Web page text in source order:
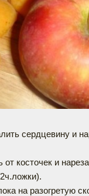
сердцевину и
косточек и
на разогретую